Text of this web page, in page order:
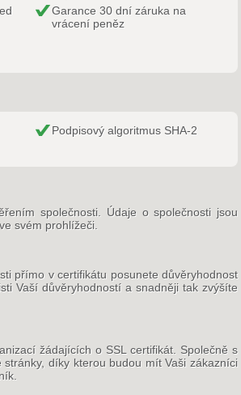
Garance 30 dní záruka na
vrácení peněz
Podpisový algoritmus SHA-2
společnosti. Údaje o společnosti jsou
svém prohlížeči.
přímo v certifikátu posunete důvěryhodnost
Vaší důvěryhodností a snadněji tak zvýšíte
žádajících o SSL certifikát. Společně s
díky kterou budou mít Vaši zákazníci